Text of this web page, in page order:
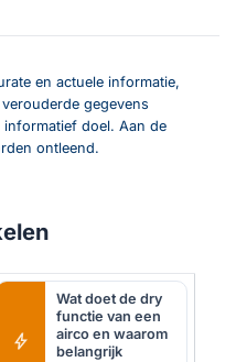
en actuele informatie,
gegevens
doel. Aan de
ontleend.
bolt
Wat doet de dry
functie van een
airco en waarom
belangrijk